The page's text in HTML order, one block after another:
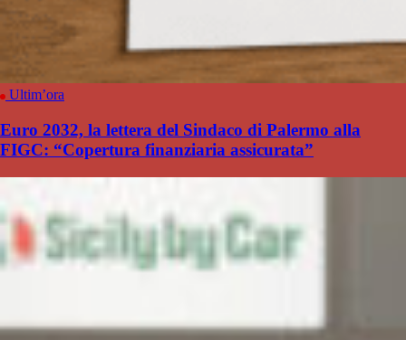
Ultim’ora
Euro 2032, la lettera del Sindaco di Palermo alla
FIGC: “Copertura finanziaria assicurata”